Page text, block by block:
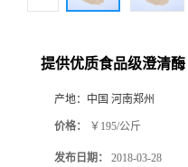
提供优质食品级澄清酶
产地： 中国 河南郑州
价格： ￥195/公斤
发布日期： 2018-03-28